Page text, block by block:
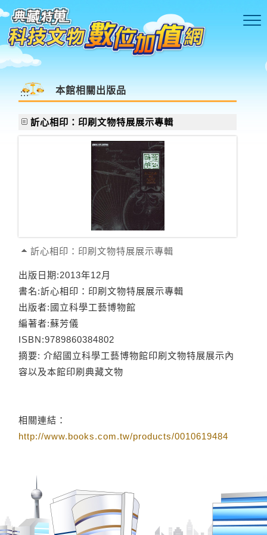
跳到主要內容區塊
::: 本館相關出版品
訢心相印：印刷文物特展展示專輯
訢心相印：印刷文物特展展示專輯
出版日期:2013年12月
書名:訢心相印：印刷文物特展展示專輯
出版者:國立科學工藝博物館
編著者:蘇芳儀
ISBN:9789860384802
摘要: 介紹國立科學工藝博物館印刷文物特展展示內
容以及本館印刷典藏文物
相關連結：
http://www.books.com.tw/products/0010619484